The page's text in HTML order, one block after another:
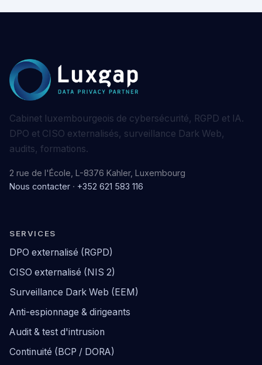
Cabinet luxembourgeois de cybersécurité, RGPD et IA.
DPO et CISO externalisés, surveillance Dark Web,
audits, formations.
2 rue de l'École, L-8376 Kahler, Luxembourg
Nous contacter · +352 621 583 116
SERVICES
DPO externalisé (RGPD)
CISO externalisé (NIS 2)
Surveillance Dark Web (EEM)
Anti-espionnage & dirigeants
Audit & test d'intrusion
Continuité (BCP / DORA)